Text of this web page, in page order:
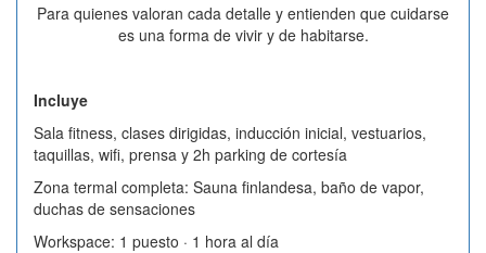
Para quienes valoran cada detalle y entienden que cuidarse
es una forma de vivir y de habitarse.
Incluye
Sala fitness, clases dirigidas, inducción inicial, vestuarios,
taquillas, wifi, prensa y 2h parking de cortesía
Zona termal completa: Sauna finlandesa, baño de vapor,
duchas de sensaciones
Workspace: 1 puesto · 1 hora al día